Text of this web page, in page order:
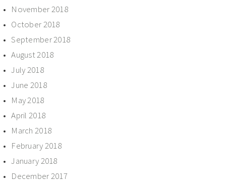
November 2018
October 2018
September 2018
August 2018
July 2018
June 2018
May 2018
April 2018
March 2018
February 2018
January 2018
December 2017